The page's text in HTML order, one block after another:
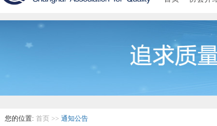
您的位置: 首页 >> 通知公告